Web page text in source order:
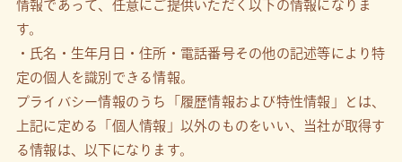
情報であって、任意にご提供いただく以下の情報になりま
す。
・氏名・生年月日・住所・電話番号その他の記述等により特
定の個人を識別できる情報。
プライバシー情報のうち「履歴情報および特性情報」とは、
上記に定める「個人情報」以外のものをいい、当社が取得す
る情報は、以下になります。